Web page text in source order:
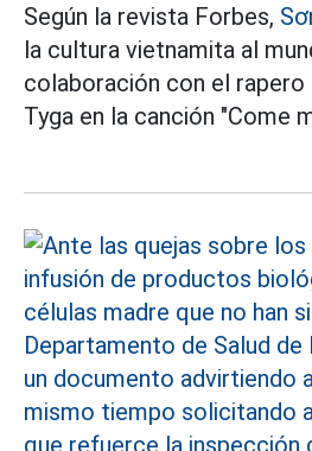
Según la revista Forbes,
la cultura vietnamita al
colaboración con el rapero
Tyga en la canción "Come